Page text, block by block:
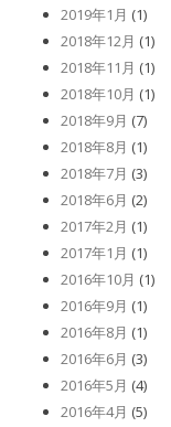
2019年1月 (1)
2018年12月 (1)
2018年11月 (1)
2018年10月 (1)
2018年9月 (7)
2018年8月 (1)
2018年7月 (3)
2018年6月 (2)
2017年2月 (1)
2017年1月 (1)
2016年10月 (1)
2016年9月 (1)
2016年8月 (1)
2016年6月 (3)
2016年5月 (4)
2016年4月 (5)